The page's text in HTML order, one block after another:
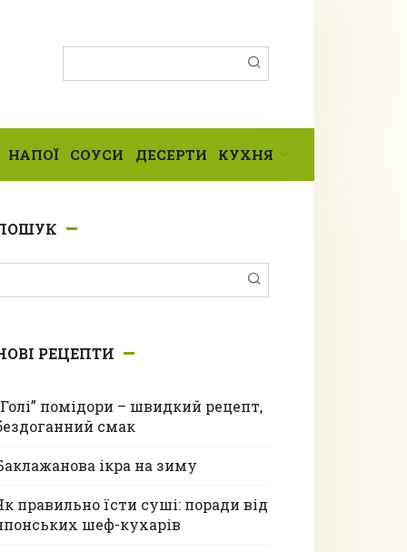
НАПОЇ СОУСИ ДЕСЕРТИ КУХНЯ
РЕЦЕПТИ
помідори – швидкий рецепт,
смак
ікра на зиму
правильно їсти суші: поради від
шеф-кухарів